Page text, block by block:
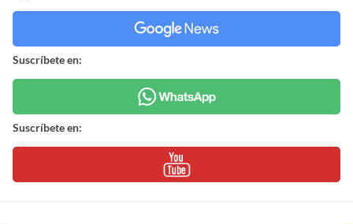
Suscríbete en:
Suscríbete en: